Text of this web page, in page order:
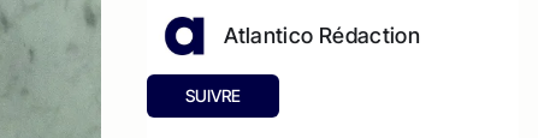
Atlantico Rédaction
SUIVRE